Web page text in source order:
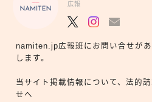
広報
namiten.jp広報班にお問い合せが
します。
当サイト掲載情報について、法的
せへ